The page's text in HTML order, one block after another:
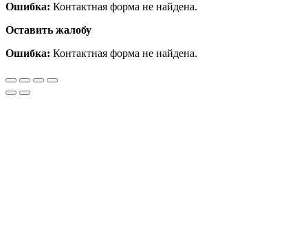
Ошибка: Контактная форма не найдена.
Оставить жалобу
Ошибка: Контактная форма не найдена.